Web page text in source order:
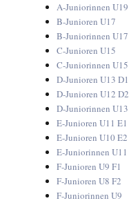
A-Juniorinnen U19
B-Junioren U17
B-Juniorinnen U17
C-Junioren U15
C-Juniorinnen U15
D-Junioren U13 D1
D-Junioren U12 D2
D-Juniorinnen U13
E-Junioren U11 E1
E-Junioren U10 E2
E-Juniorinnen U11
F-Junioren U9 F1
F-Junioren U8 F2
F-Juniorinnen U9